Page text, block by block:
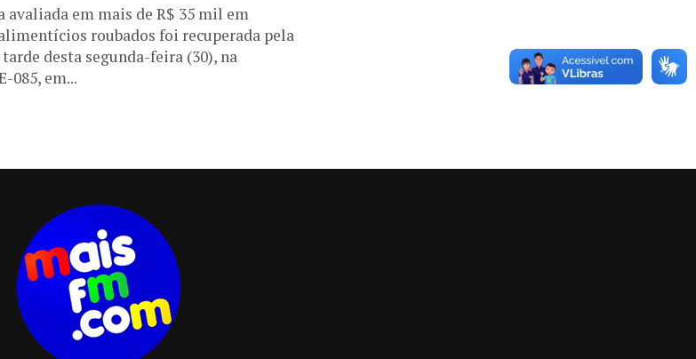
avaliada em mais de R$ 35 mil em
roubados foi recuperada pela
desta segunda-feira (30), na
085, em...